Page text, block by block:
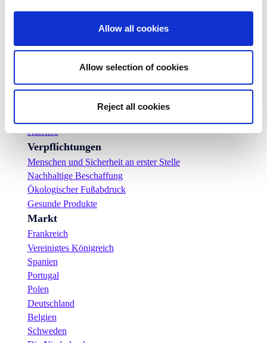
Allow all cookies
Allow selection of cookies
Reject all cookies
Unternehmen
Unsere Einrichtungen und unser logistischer
Regulatorische Informationen
Karriere
Verpflichtungen
Menschen und Sicherheit an erster Stelle
Nachhaltige Beschaffung
Ökologischer Fußabdruck
Gesunde Produkte
Markt
Frankreich
Vereinigtes Königreich
Spanien
Portugal
Polen
Deutschland
Belgien
Schweden